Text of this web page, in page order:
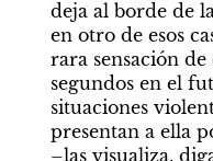
deja al borde de
en otro de esos
rara sensación
segundos en el
situaciones
presentan a ella
–las visualiza,